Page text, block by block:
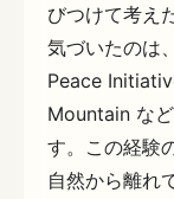
びつけて考え
気づいたのは
Peace
Mountain な
す。この経験
自然から離れ